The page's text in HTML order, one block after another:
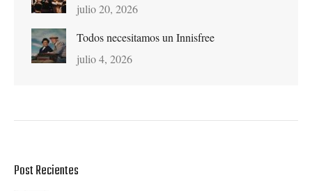
julio 20, 2026
Todos necesitamos un Innisfree
julio 4, 2026
Post Recientes